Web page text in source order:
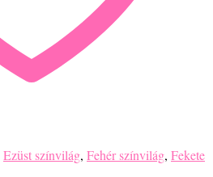
Ezüst színvilág, Fehér színvilág, Fekete